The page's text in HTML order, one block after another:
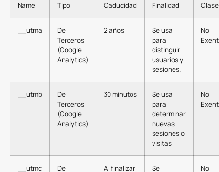
Name Tipo Caducidad Finalidad Clase
__utma
De
Terceros
(Google
Analytics)
2 años
Se usa
para
distinguir
usuarios y
sesiones.
No
__utmb
De
Terceros
(Google
Analytics)
30 minutos
Se usa
para
determinar
nuevas
sesiones o
visitas
No
__utmc
De
Al finalizar
Se
No